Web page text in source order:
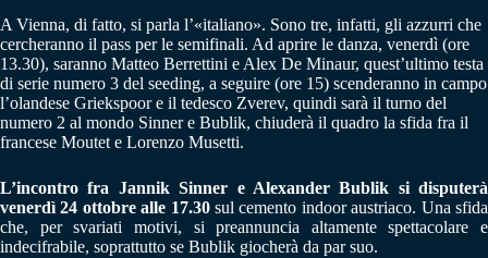
A Vienna, di fatto, si parla l’«italiano». Sono tre, infatti, gli azzurri che
cercheranno il pass per le semifinali. Ad aprire le danza, venerdì (ore
13.30), saranno Matteo Berrettini e Alex De Minaur, quest’ultimo testa
di serie numero 3 del seeding, a seguire (ore 15) scenderanno in campo
l’olandese Griekspoor e il tedesco Zverev, quindi sarà il turno del
numero 2 al mondo Sinner e Bublik, chiuderà il quadro la sfida fra il
francese Moutet e Lorenzo Musetti.
L’incontro fra Jannik Sinner e Alexander Bublik si disputerà
venerdì 24 ottobre alle 17.30sul cemento indoor austriaco. Una sfida
che, per svariati motivi, si preannuncia altamente spettacolare e
indecifrabile, soprattutto se Bublik giocherà da par suo.